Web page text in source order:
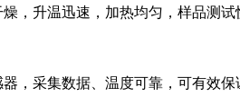
，升温迅速，加热均匀，样品测
，采集数据、温度可靠，可有效保